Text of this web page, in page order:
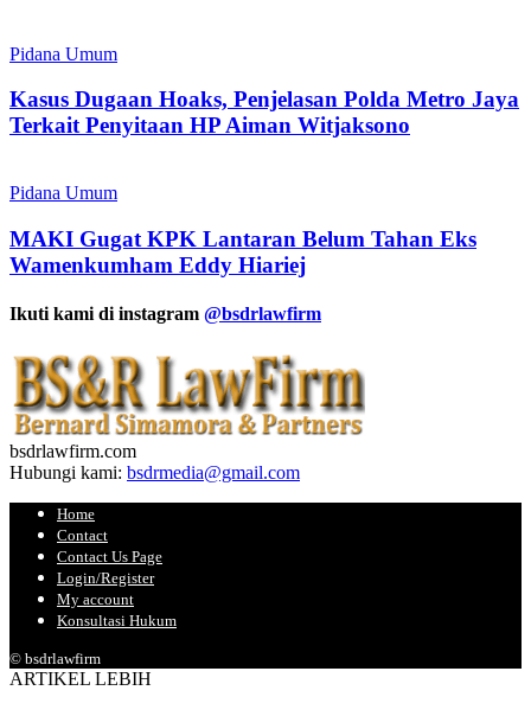
Pidana Umum
Kasus Dugaan Hoaks, Penjelasan Polda Metro Jaya
Terkait Penyitaan HP Aiman Witjaksono
Pidana Umum
MAKI Gugat KPK Lantaran Belum Tahan Eks
Wamenkumham Eddy Hiariej
Ikuti kami di instagram @bsdrlawfirm
bsdrlawfirm.com
Hubungi kami: bsdrmedia@gmail.com
Home
Contact
Contact Us Page
Login/Register
My account
Konsultasi Hukum
© bsdrlawfirm
ARTIKEL LEBIH